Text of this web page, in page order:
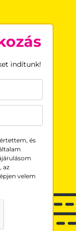
indítunk!
és
az
velem